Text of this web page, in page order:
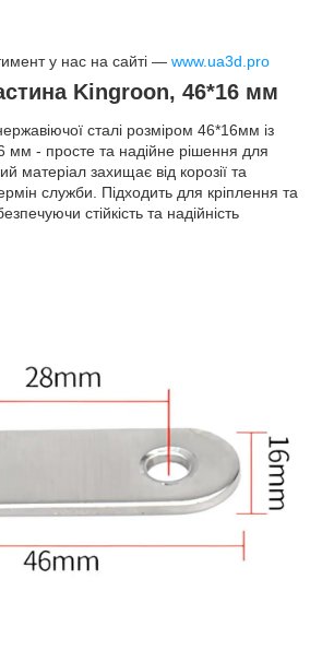
у нас на сайті — www.ua3d.pro
Kingroon, 46*16 мм
сталі розміром 46*16мм із
мм - просте та надійне рішення для
матеріал захищає від корозії та
служби. Підходить для кріплення та
стійкість та надійність